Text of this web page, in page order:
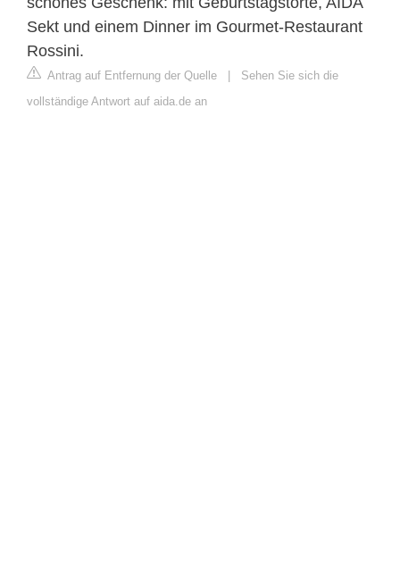
Sekt und einem Dinner im Gourmet-Restaurant
Rossini.
Antrag auf Entfernung der Quelle | Sehen Sie sich die
vollständige Antwort auf aida.de an